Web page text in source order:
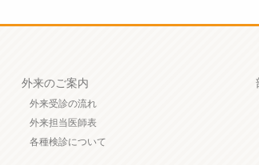
外来のご案内
外来受診の流れ
外来担当医師表
各種検診について